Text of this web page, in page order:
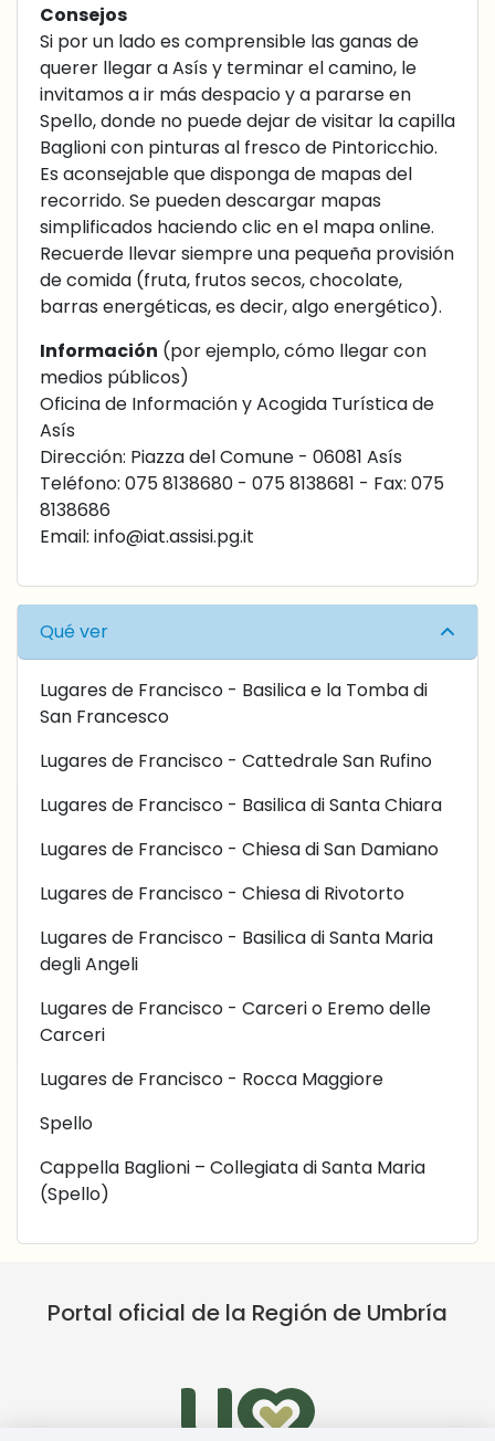
Consejos
Si por un lado es comprensible las ganas de
querer llegar a Asís y terminar el camino, le
invitamos a ir más despacio y a pararse en
Spello, donde no puede dejar de visitar la capilla
Baglioni con pinturas al fresco de Pintoricchio.
Es aconsejable que disponga de mapas del
recorrido. Se pueden descargar mapas
simplificados haciendo clic en el mapa online.
Recuerde llevar siempre una pequeña provisión
de comida (fruta, frutos secos, chocolate,
barras energéticas, es decir, algo energético).
Información (por ejemplo, cómo llegar con
medios públicos)
Oficina de Información y Acogida Turística de
Asís
Dirección: Piazza del Comune - 06081 Asís
Teléfono: 075 8138680 - 075 8138681 - Fax: 075
8138686
Email: info@iat.assisi.pg.it
Qué ver
Lugares de Francisco - Basilica e la Tomba di
San Francesco
Lugares de Francisco - Cattedrale San Rufino
Lugares de Francisco - Basilica di Santa Chiara
Lugares de Francisco - Chiesa di San Damiano
Lugares de Francisco - Chiesa di Rivotorto
Lugares de Francisco - Basilica di Santa Maria
degli Angeli
Lugares de Francisco - Carceri o Eremo delle
Carceri
Lugares de Francisco - Rocca Maggiore
Spello
Cappella Baglioni – Collegiata di Santa Maria
(Spello)
Portal oficial de la Región de Umbría